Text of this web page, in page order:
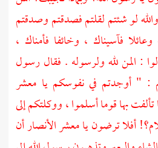
لو شئتم لقلتم فصدقتم وصدقتم
فآسيناك ، وخائفا فأمناك ،
: المن لله ولرسوله . فقال رسول
: " أوجدتم في نفوسكم يا معشر
تألفت بها قوما أسلموا ، ووكلتكم إلى
أفلا ترضون يا معشرالأنصارأن